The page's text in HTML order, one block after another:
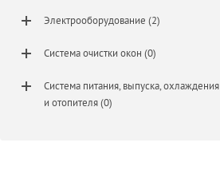
Электрооборудование (2)
Система очистки окон (0)
Система питания, выпуска, охлаждения
и отопителя (0)